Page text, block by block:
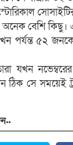
বেশি কিছু।
পর্যন্ত ৫২
যখন
ঠিক সে সময়েই